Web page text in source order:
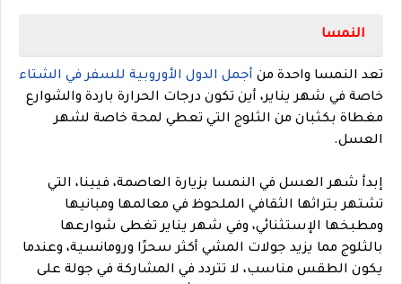
النمسا
تعد النمسا واحدة من أجمل الدول الأوروبية للسفر في الشتاء
خاصة في شهر يناير، أين تكون درجات الحرارة باردة والشوارع
مغطاة بكثبان من الثلوج التي تعطي لمحة خاصة لشهر
العسل.
إبدأ شهر العسل في النمسا بزيارة العاصمة، فيينا، التي
تشتهر بتراثها الثقافي الملحوظ في معالمها ومبانيها
ومطبخها الإستثنائي، وفي شهر يناير تغطى شوارعها
بالثلوج مما يزيد جولات المشي أكثر سحرًا ورومانسية، وعندما
يكون الطقس مناسب، لا تتردد في المشاركة في جولة على